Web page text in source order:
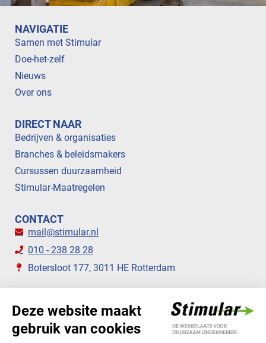
NAVIGATIE
Samen met Stimular
Doe-het-zelf
Nieuws
Over ons
DIRECT NAAR
Bedrijven & organisaties
Branches & beleidsmakers
Cursussen duurzaamheid
Stimular-Maatregelen
CONTACT
mail@stimular.nl
010 - 238 28 28
Botersloot 177, 3011 HE Rotterdam
STIMULAR NIEUWSBRIEVEN